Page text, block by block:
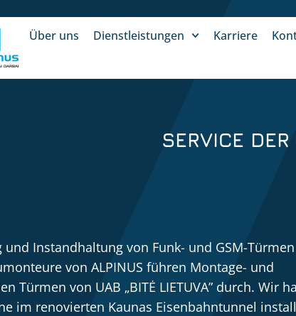
Über uns Dienstleistungen Karriere
SERVICE
Instandhaltung von Funk- und GSM-
von ALPINUS führen Montage- und
Türmen von UAB „BITĖ LIETUVA” durch. Wir
im renovierten Kaunas Eisenbahntunnel